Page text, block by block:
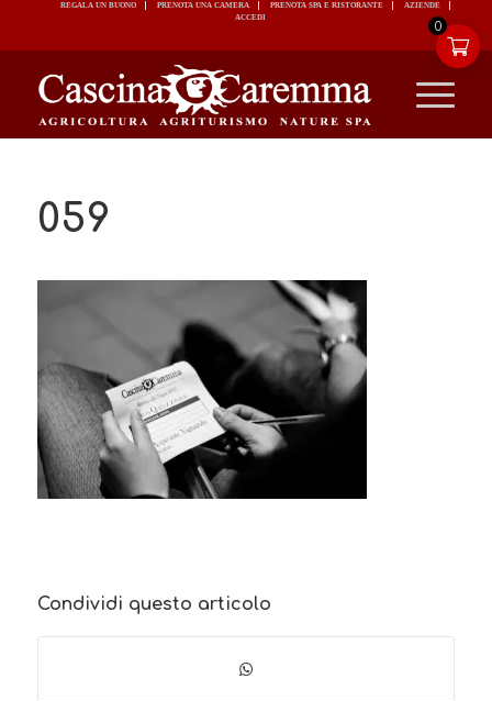
0
REGALA UN BUONO PRENOTA UNA CAMERA PRENOTA SPA E RISTORANTE
059
Condividi questo articolo